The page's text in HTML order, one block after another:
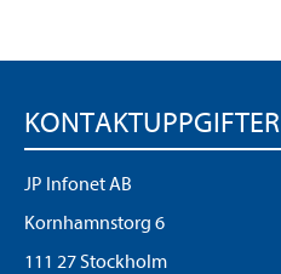
KONTAKTUPPGIFTER
JP Infonet AB
Kornhamnstorg 6
111 27 Stockholm